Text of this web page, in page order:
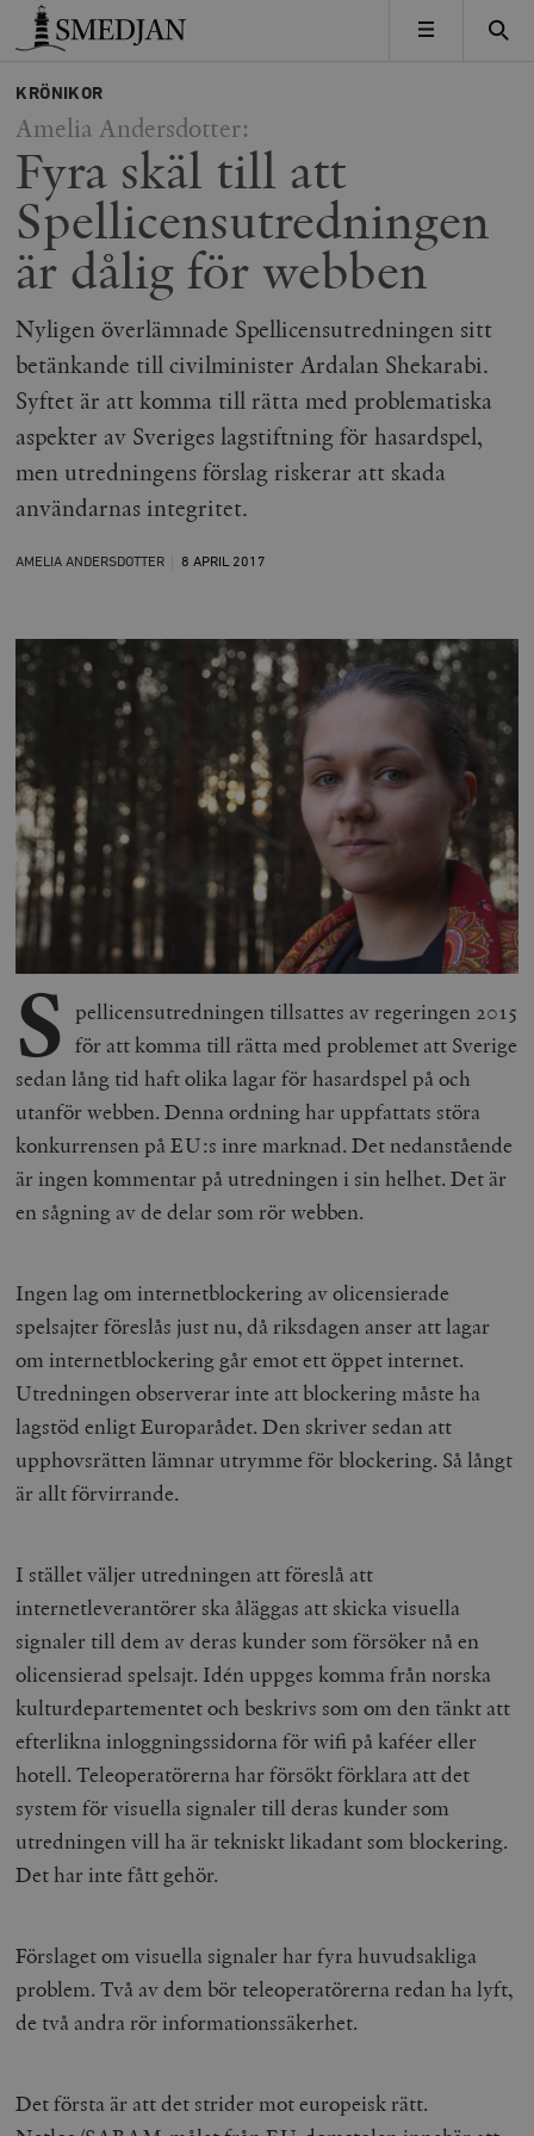
Timbro
MENY
KRÖNIKOR
Amelia Andersdotter:
Fyra skäl till att
Spellicensutredningen
är dålig för webben
Nyligen överlämnade Spellicensutredningen sitt
betänkande till civilminister Ardalan Shekarabi.
Syftet är att komma till rätta med problematiska
aspekter av Sveriges lagstiftning för hasardspel,
men utredningens förslag riskerar att skada
användarnas integritet.
AMELIA ANDERSDOTTER 8 APRIL 2017
S pellicensutredningen tillsattes av regeringen 2015
för att komma till rätta med problemet att Sverige
sedan lång tid haft olika lagar för hasardspel på och
utanför webben. Denna ordning har uppfattats störa
konkurrensen på EU:s inre marknad. Det nedanstående
är ingen kommentar på utredningen i sin helhet. Det är
en sågning av de delar som rör webben.
Ingen lag om internetblockering av olicensierade
spelsajter föreslås just nu, då riksdagen anser att lagar
om internetblockering går emot ett öppet internet.
Utredningen observerar inte att blockering måste ha
lagstöd enligt Europarådet. Den skriver sedan att
upphovsrätten lämnar utrymme för blockering. Så långt
är allt förvirrande.
I stället väljer utredningen att föreslå att
internetleverantörer ska åläggas att skicka visuella
signaler till dem av deras kunder som försöker nå en
olicensierad spelsajt. Idén uppges komma från norska
kulturdepartementet och beskrivs som om den tänkt att
efterlikna inloggningssidorna för wifi på kaféer eller
hotell.Teleoperatörerna har försökt förklara att det
system för visuella signaler till deras kunder som
utredningen vill ha är tekniskt likadant som blockering.
Det har inte fått gehör.
Förslaget om visuella signaler har fyra huvudsakliga
problem. Två av dem bör teleoperatörerna redan ha lyft,
de två andra rör informationssäkerhet.
Det första är att det strider mot europeisk rätt.